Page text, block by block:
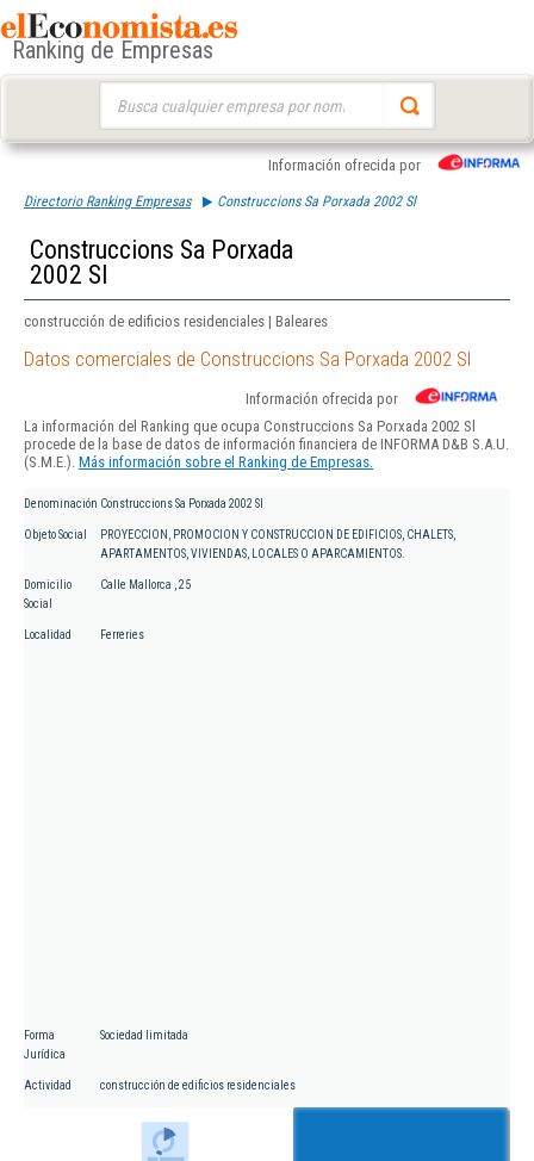
Ranking de Empresas
Información ofrecida por
Directorio Ranking Empresas Construccions Sa Porxada 2002 Sl
Construccions Sa Porxada
2002 Sl
construcción de edificios residenciales | Baleares
Datos comerciales de Construccions Sa Porxada 2002 Sl
Información ofrecida por
La información del Ranking que ocupa Construccions Sa Porxada 2002 Sl
procede de la base de datos de información financiera de INFORMA D&B S.A.U.
(S.M.E.). Más información sobre el Ranking de Empresas.
Denominación Construccions Sa Porxada 2002 Sl
Objeto Social
PROYECCION, PROMOCION Y CONSTRUCCION DE EDIFICIOS, CHALETS,
APARTAMENTOS, VIVIENDAS, LOCALES O APARCAMIENTOS.
Domicilio
Social
Calle Mallorca , 25
Localidad Ferreries
Forma
Jurídica
Sociedad limitada
Actividad construcción de edificios residenciales